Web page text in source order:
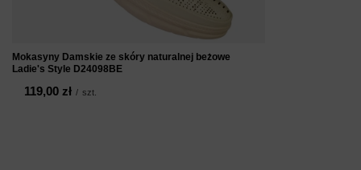
Mokasyny Damskie ze skóry naturalnej beżowe
Ladie's Style D24098BE
119,00 zł / szt.